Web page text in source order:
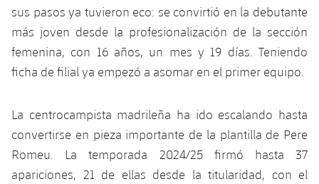
sus pasos ya tuvieron eco: se convirtió en la debutante
más joven desde la profesionalización de la sección
femenina, con 16 años, un mes y 19 días. Teniendo
ficha de filial ya empezó a asomar en el primer equipo.
La centrocampista madrileña ha ido escalando hasta
convertirse en pieza importante de la plantilla de Pere
Romeu. La temporada 2024/25 firmó hasta 37
apariciones, 21 de ellas desde la titularidad, con el